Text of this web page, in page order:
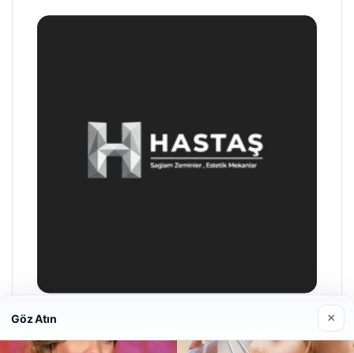
Hastaş Beton
26/05/2026
Göz Atın ×